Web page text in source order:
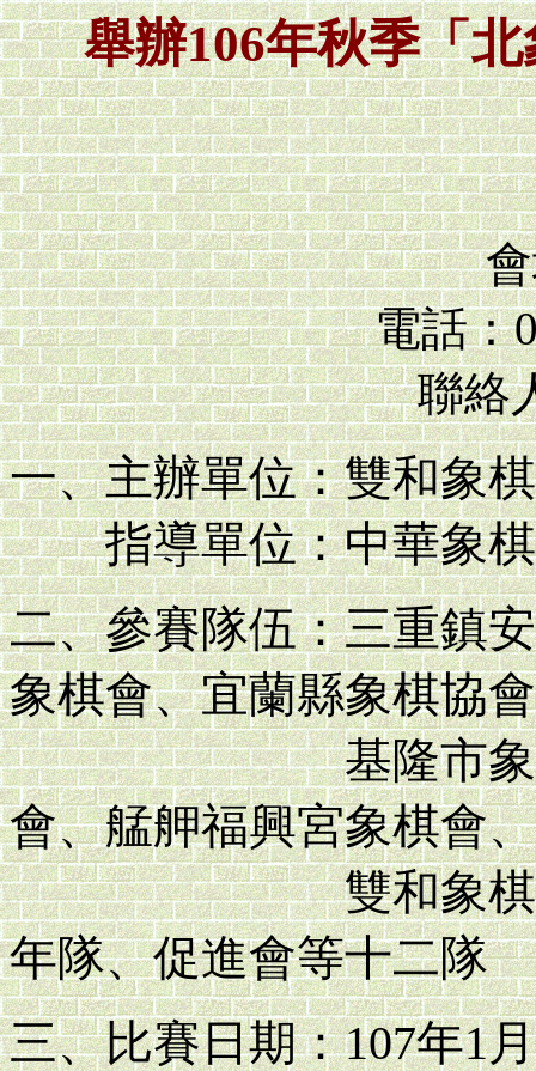
舉辦106年秋季「
電話：
聯絡
一、主辦單位：雙和象
指導單位：中華象棋
二、參賽隊伍：三重鎮
象棋會、宜蘭縣象棋協
基隆市象棋體育
會、艋舺福興宮象棋會
雙和象棋會、台
年隊、促進會等十二隊
三、比賽日期：107年1